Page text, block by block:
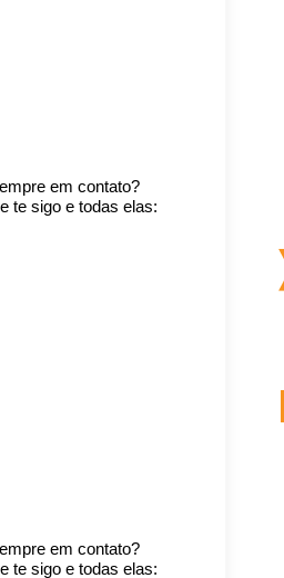
em contato?
te sigo e todas elas:
em contato?
te sigo e todas elas: